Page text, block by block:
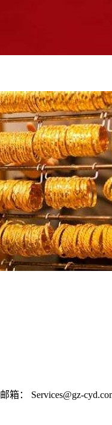
邮箱： Services@gz-